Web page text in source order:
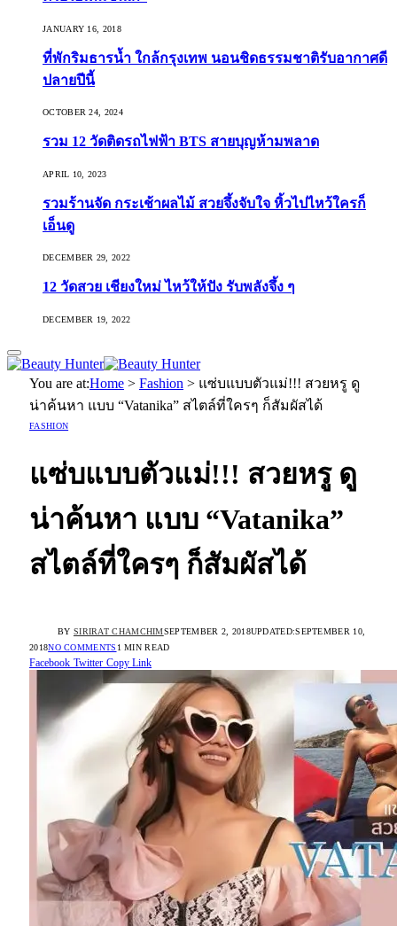
JANUARY 16, 2018
ที่พักริมธารน้ำ ใกล้กรุงเทพ นอนชิดธรรมชาติรับอากาศดี
ปลายปีนี้
OCTOBER 24, 2024
รวม 12 วัดติดรถไฟฟ้า BTS สายบุญห้ามพลาด
APRIL 10, 2023
รวมร้านจัด กระเช้าผลไม้ สวยจึ้งจับใจ หิ้วไปไหว้ใครก็
เอ็นดู
DECEMBER 29, 2022
12 วัดสวย เชียงใหม่ ไหว้ให้ปัง รับพลังจึ้ง ๆ
DECEMBER 19, 2022
You are at:Home > Fashion > แซ่บแบบตัวแม่!!! สวยหรู ดู
น่าค้นหา แบบ “Vatanika” สไตล์ที่ใครๆ ก็สัมผัสได้
FASHION
แซ่บแบบตัวแม่!!! สวยหรู ดู
น่าค้นหา แบบ “Vatanika”
สไตล์ที่ใครๆ ก็สัมผัสได้
BY SIRIRAT CHAMCHIMSEPTEMBER 2, 2018UPDATED:SEPTEMBER 10,
2018NO COMMENTS 1 MIN READ
Facebook Twitter Copy Link